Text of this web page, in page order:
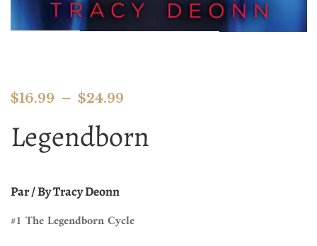
$16.99 – $24.99
Legendborn
Par / By Tracy Deonn
#1 The LegendbornCycle